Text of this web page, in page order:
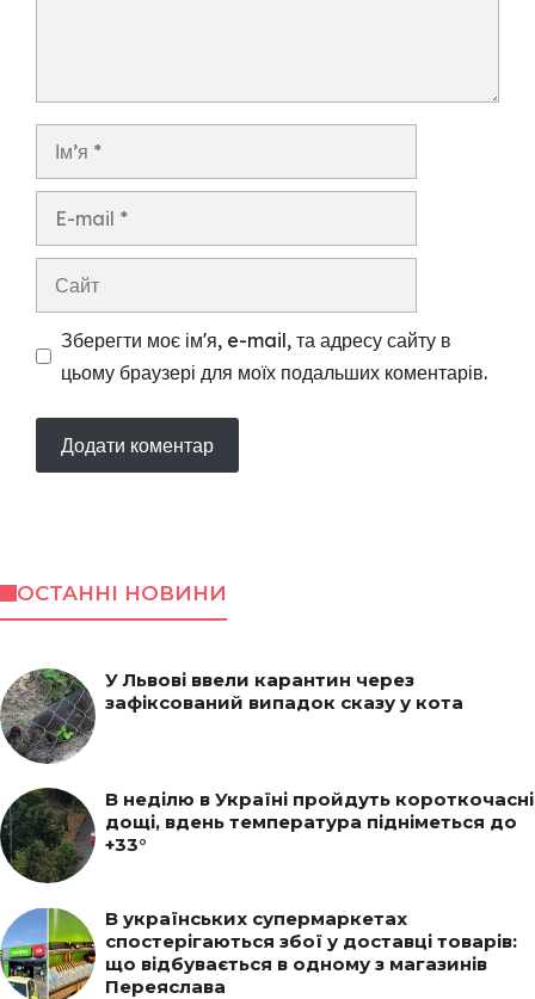
Зберегти моє ім'я, e-mail, та адресу сайту в
цьому браузері для моїх подальших коментарів.
ОСТАННІ НОВИНИ
У Львові ввели карантин через
зафіксований випадок сказу у кота
В неділю в Україні пройдуть короткочасні
дощі, вдень температура підніметься до
+33°
В українських супермаркетах
спостерігаються збої у доставці товарів:
що відбувається в одному з магазинів
Переяслава